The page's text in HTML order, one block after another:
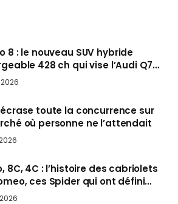
8 : le nouveau SUV hybride
428 ch qui vise l’Audi Q7
Europe cet automne
toute la concurrence sur
où personne ne l’attendait
8C, 4C : l’histoire des cabriolets
ces Spider qui ont défini
rouler cheveux au vent